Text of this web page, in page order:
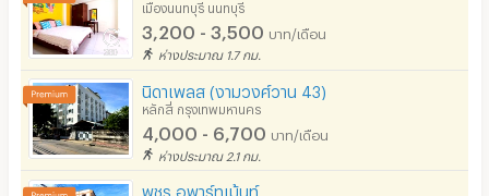
- สถาบันวิจัยจุฬาภรณ์
- ศูนย์ราชการเฉลิมพระเกียรติ แจ้งวัฒนะ
- ห้างไอทีสแควร์ หลักสี่
- รถไฟฟ้าสายสีแดง และ รถไฟฟ้าสายสีชมพู
เมืองนนทบุรี นนทบุรี
3,200 - 3,500 บาท/เดือน
ห่างประมาณ 1.7 กม.
นิดาเพลส (งามวงศ์วาน 43)
หลักสี่ กรุงเทพมหานคร
4,000 - 6,700 บาท/เดือน
ห่างประมาณ 2.1 กม.
พชร อพาร์ทเม้นท์